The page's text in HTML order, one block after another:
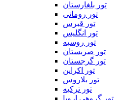
تور بلغارستان
تور رومانی
تور قبرس
تور انگلیس
تور روسیه
تور صربستان
تور گرجستان
تور اکراین
تور بلاروس
تور ترکیه
تور گروهی اروپا